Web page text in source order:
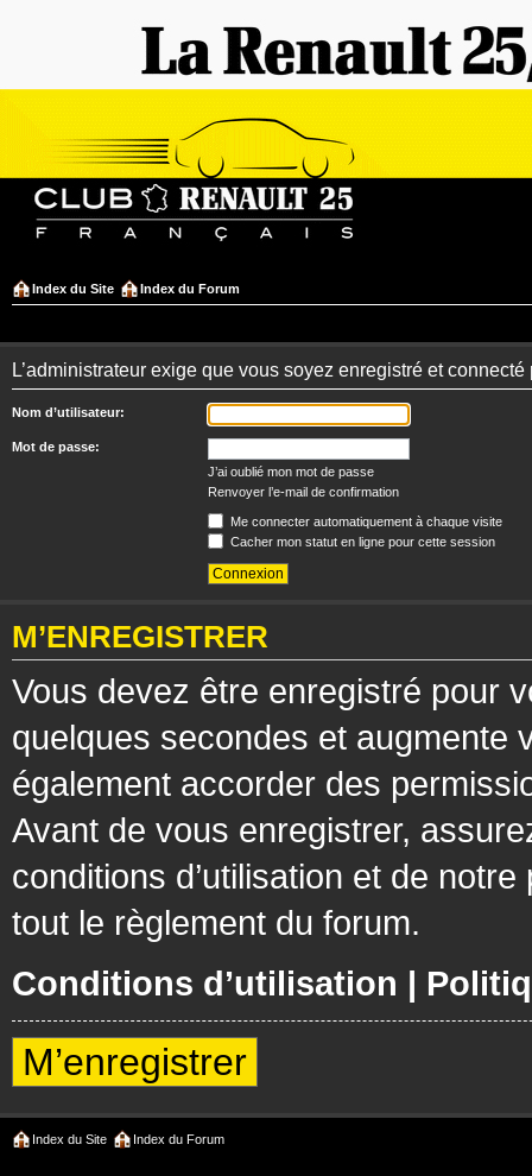
Index du Site Index du Forum
L’administrateur exige que vous soyez enregistré et
Nom d’utilisateur:
Mot de passe:
J’ai oublié mon mot de passe
Renvoyer l’e-mail de confirmation
Me connecter automatiquement à chaque visite
Cacher mon statut en ligne pour cette session
M’ENREGISTRER
Vous devez être enregistré pour
quelques secondes et augmente
également accorder des
Avant de vous enregistrer,
conditions d’utilisation et de
tout le règlement du forum.
Conditions d’utilisation |
M’enregistrer
Index du Site Index du Forum